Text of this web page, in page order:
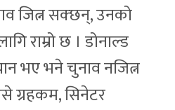
जित्न सक्छन्, उनको
राम्रो छ । डोनाल्ड
भए भने चुनाव नजित्न
ग्रहकम, सिनेटर